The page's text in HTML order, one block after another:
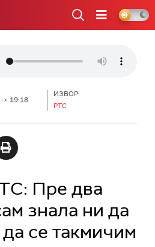
> 19:18
ИЗВОР:
РТС
Пре два
знала ни да
се такмичим